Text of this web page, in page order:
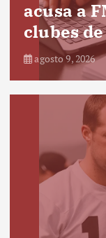
acusa a
clubes
agosto 9, 2026